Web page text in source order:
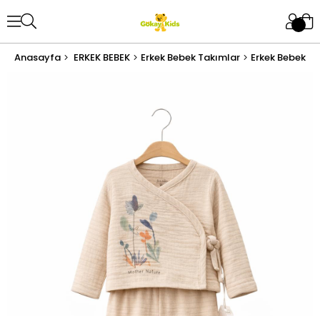
Anasayfa ERKEK BEBEK Erkek Bebek Takımlar Erkek Bebek